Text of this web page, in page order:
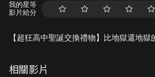
我的星等
影片給分
【超狂高中聖誕交換禮物】比地獄還地獄
相關影片